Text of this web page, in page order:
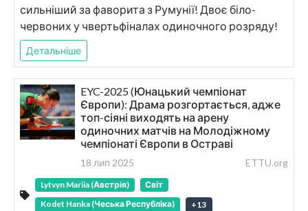
сильніший за фаворита з Румунії! Двоє біло-
червоних у чвертьфіналах одиночного розряду!
Детальніше
EYC-2025 (Юнацький чемпіонат
Європи): Драма розгортається, адже
топ-сіяні виходять на арену
одиночних матчів на Молодіжному
чемпіонаті Європи в Остраві
18 лип 2025 ETTU.org
Lytvyn Mariia (Австрія)
Світ
Kodet Hanka (Чеська Республіка)
+13